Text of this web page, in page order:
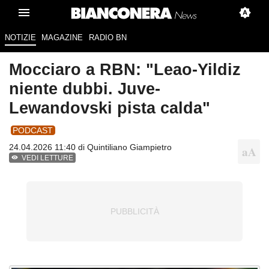
NOTIZIE MAGAZINE RADIO BN
Mocciaro a RBN: "Leao-Yildiz
niente dubbi. Juve-
Lewandovski pista calda"
PODCAST
24.04.2026 11:40 di Quintiliano Giampietro
VEDI LETTURE